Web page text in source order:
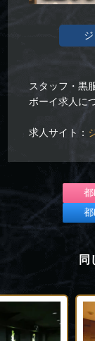
スタッフ・黒
ボーイ求人に
求人サイト：
同